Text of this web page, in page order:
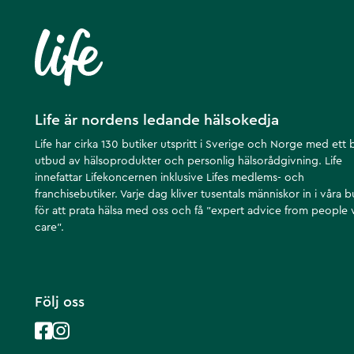
Life är nordens ledande hälsokedja
Life har cirka 130 butiker utspritt i Sverige och Norge med ett
utbud av hälsoprodukter och personlig hälsorådgivning. Life
innefattar Lifekoncernen inklusive Lifes medlems- och
franchisebutiker. Varje dag kliver tusentals människor in i våra
för att prata hälsa med oss och få ”expert advice from people
care”.
Följ oss